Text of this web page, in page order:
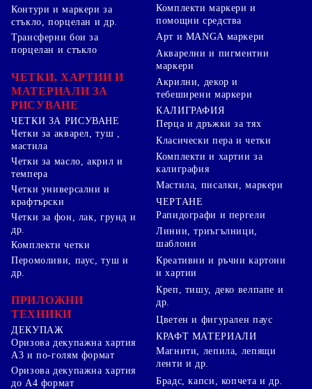
Контури и маркери за
стъкло, порцелан и др.
Трансферни бои за
порцелан и стъкло
ЧЕТКИ, ХАРТИИ И
МАТЕРИАЛИ ЗА
РИСУВАНЕ
ЧЕТКИ ЗА РИСУВАНЕ
Четки за акварел, туш ,
мастила
Четки за масло, акрил и
темпера
Четки универсални и
крафтърски
Четки за фон, лак, грунд и
др.
Комплекти четки
Комплекти маркери и
помощни средства
Арт и MANGA маркери
Акварелни и пигментни
маркери
Акрилни, декор и
тебеширени маркери
КАЛИГРАФИЯ
Перца и дръжки за тях
Класически пера и четки
Комплекти и хартии за
калиграфия
Мастила, писалки, маркери
ЧЕРТАНЕ
Рапидографи и пергели
Линии, триъгълници,
шаблони
Перомоливи, паус, туш и
др.
ПРИЛОЖНИ
ТЕХНИКИ
ДЕКУПАЖ
Оризова декупажна хартия
А3 и по-голям формат
Оризова декупажна хартия
до А4 формат
Креативни и ръчни картони
и хартии
Креп, тишу, деко велпапе и
др.
Цветен и фигурален паус
КРАФТ МАТЕРИАЛИ
Магнити, лепила, лепящи
ленти и др.
Брадс, капси, копчета и др.